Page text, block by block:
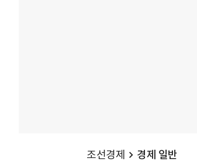
조선경제 경제 일반